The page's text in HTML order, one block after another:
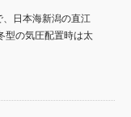
日本海新潟の直江
型の気圧配置時は太